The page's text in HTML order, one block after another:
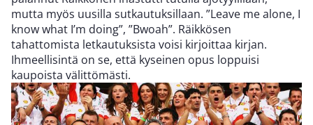
mutta myös uusilla sutkautuksillaan. ”Leave me alone, I
know what I’m doing”, ”Bwoah”. Räikkösen
tahattomista letkautuksista voisi kirjoittaa kirjan.
Ihmeellisintä on se, että kyseinen opus loppuisi
kaupoista välittömästi.